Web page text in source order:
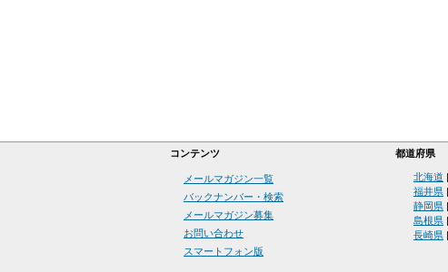
コンテンツ 都道府県
メールマガジン一覧
バックナンバー・検索
メールマガジン募集
お問い合わせ
スマートフォン版
北海道
福井県
静岡県
島根県
長崎県